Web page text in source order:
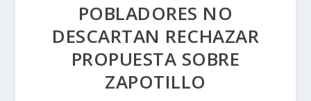
POBLADORES NO
DESCARTAN RECHAZAR
PROPUESTA SOBRE
ZAPOTILLO